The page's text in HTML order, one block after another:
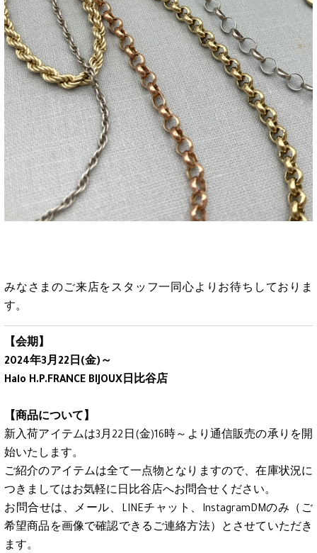
みなさまのご来店をスタッフ一同心よりお待ちしておりま
す。
【会期】
2024年3月22日(金)～
Halo H.P.FRANCE BIJOUX日比谷店
【商品について】
新入荷アイテムは3月22日(金)16時～より通信販売の承りを開
始いたします。
ご紹介のアイテムは全て一点物となりますので、在庫状況に
つきましてはお気軽に日比谷店へお問合せください。
お問合せは、メール、LINEチャット、InstagramDMのみ（ご
希望商品を画像で確認できるご連絡方法）とさせていただき
ます。